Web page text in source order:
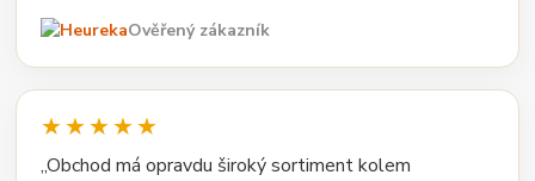
Ověřený zákazník
★★★★★
„Obchod má opravdu široký sortiment kolem